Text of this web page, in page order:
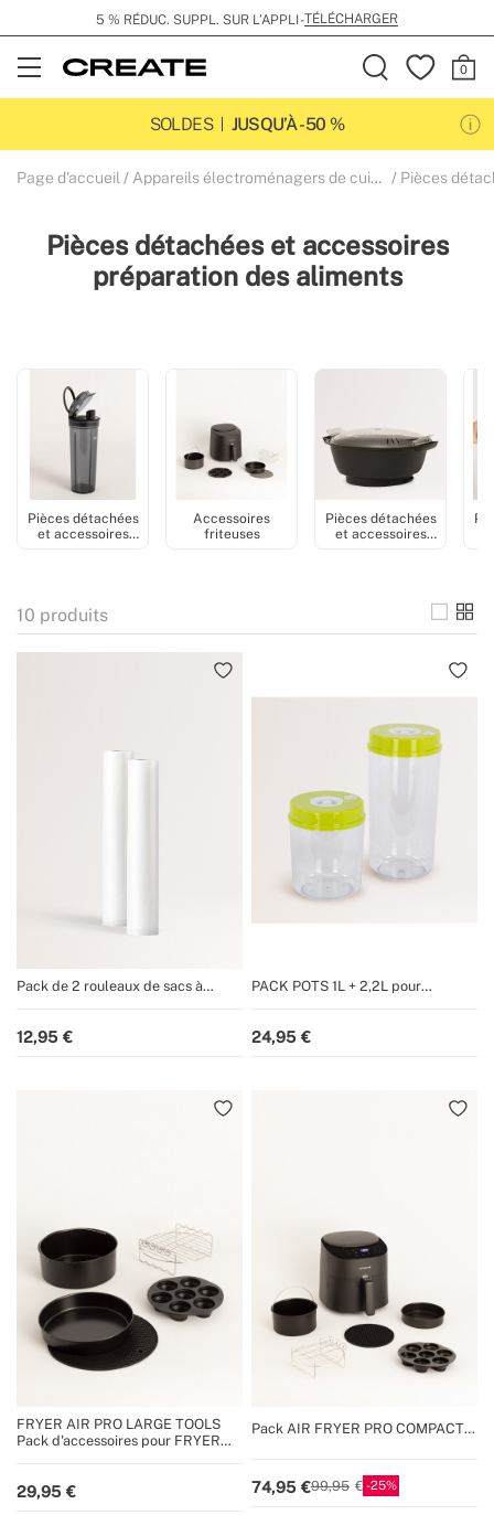
5 % RÉDUC. SUPPL. SUR L’APPLI -TÉLÉCHARGER
Open
Menu
SOLDES
JUSQU’À -50 %
Page d'accueil Appareils électroménagers de cuisine Pièces
Pièces détachées et accessoires
préparation des aliments
Pièces détachées
et accessoires
Accessoires
friteuses
Pièces détachées
et accessoires
10 produits
Pack de 2 rouleaux de sacs à
12,95
PACK POTS 1L + 2,2L pour
24,95
FRYER AIR PRO LARGE TOOLS
Pack d'accessoires pour FRYER
29,95
Pack AIR FRYER PRO COMPACT
74,95 99,95 25